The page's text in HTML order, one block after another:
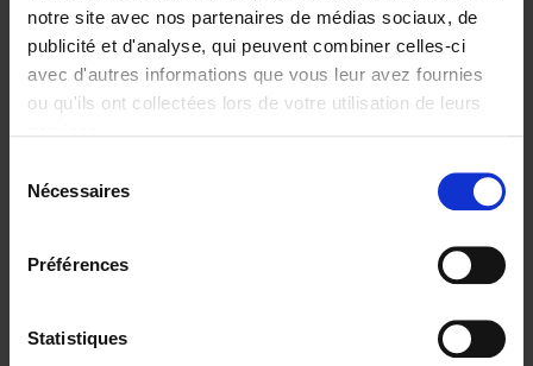
notre site avec nos partenaires de médias sociaux, de
publicité et d'analyse, qui peuvent combiner celles-ci
avec d'autres informations que vous leur avez fournies
ou qu'ils ont collectées lors de votre utilisation de leurs
Nécessaires
Préférences
Statistiques
€37,50
Building Bonds = Building